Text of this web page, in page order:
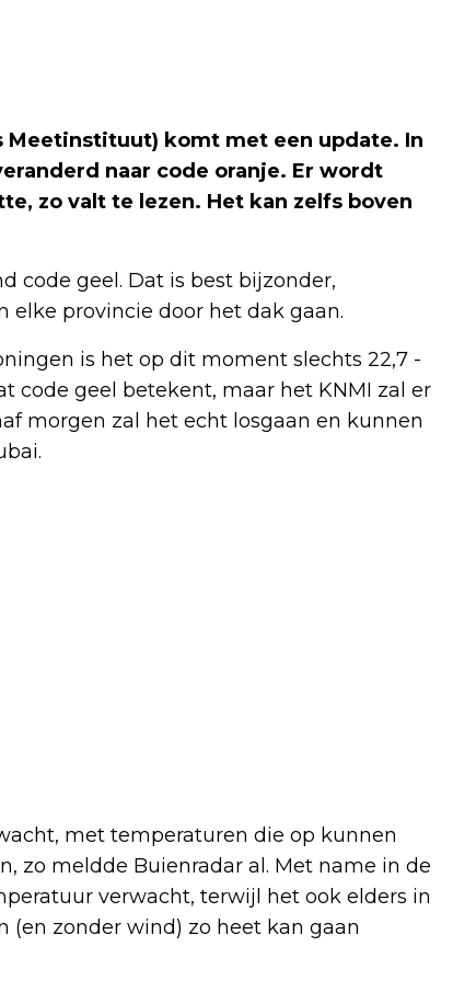
Meetinstituut) komt met een update. In
naar code oranje. Er wordt
zo valt te lezen. Het kan zelfs boven
code geel. Dat is best bijzonder,
provincie door het dak gaan.
is het op dit moment slechts 22,7 -
code geel betekent, maar het KNMI zal er
morgen zal het echt losgaan en kunnen
met temperaturen die op kunnen
zo meldde Buienradar al. Met name in de
verwacht, terwijl het ook elders in
(en zonder wind) zo heet kan gaan